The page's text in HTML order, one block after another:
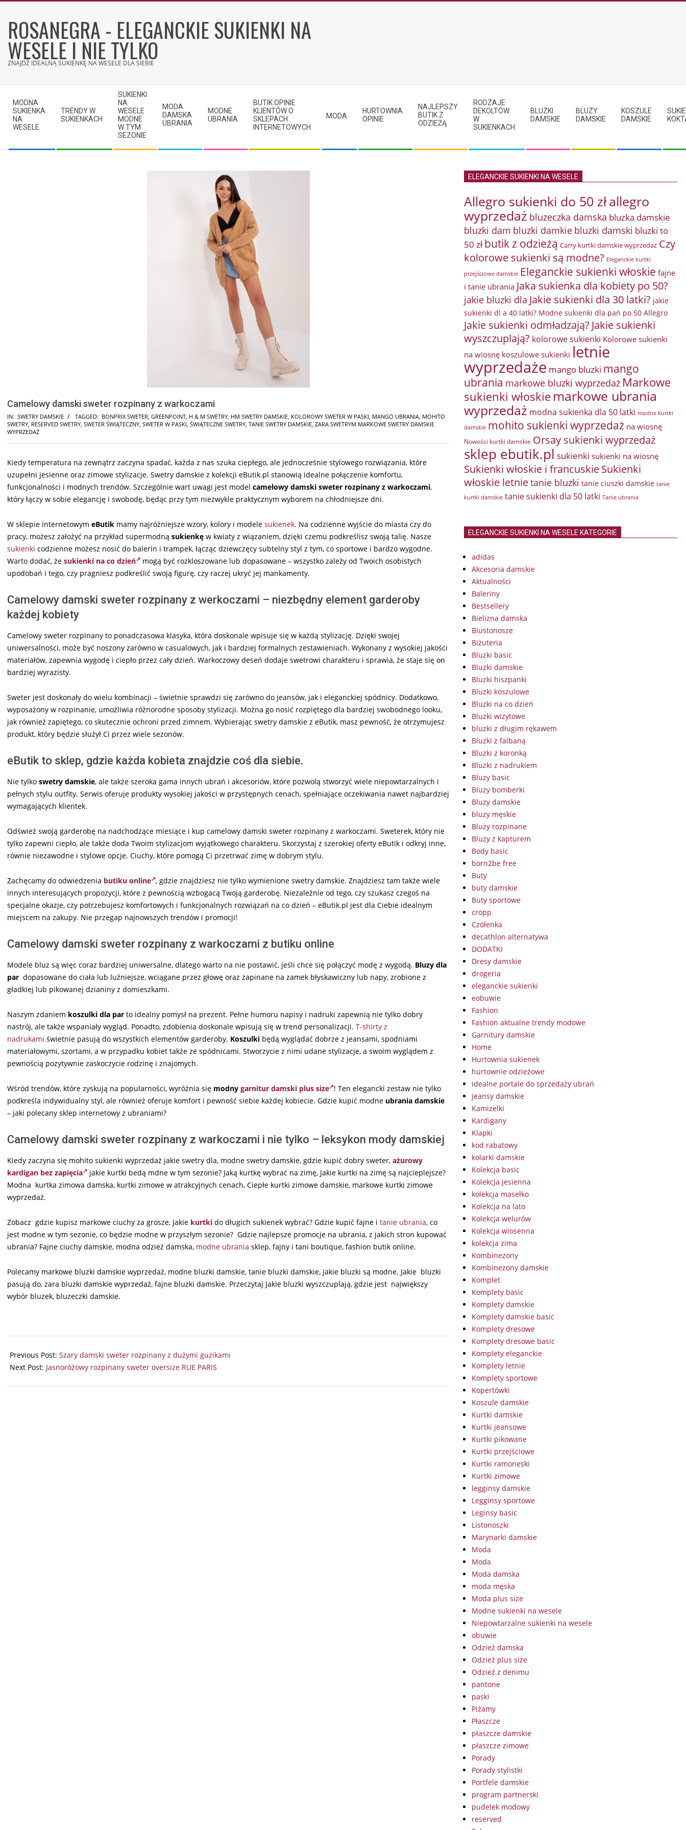
contentROSANEGRA - ELEGANCKIE SUKIENKI NA
WESELE I NIE TYLKO
ZNAJDŹ IDEALNĄ SUKIENKĘ NA WESELE DLA SIEBIE
Navigation
Menu
MODNA
SUKIENKA
NA
WESELE
TRENDY W
SUKIENKACH
SUKIENKI
NA
WESELE
MODNE
W TYM
SEZONIE
MODA
DAMSKA
UBRANIA
MODNE
UBRANIA
BUTIK OPINIE
KLIENTÓW O
SKLEPACH
INTERNETOWYCH
MODA
HURTOWNIA
OPINIE
NAJLEPSZY
BUTIK Z
ODZIEŻĄ
RODZAJE
DEKOLTÓW
W
SUKIENKACH
BLUZKI
DAMSKIE
BLUZY
DAMSKIE
KOSZULE
DAMSKIE
Camelowy damski sweter rozpinany z warkoczami
IN: SWETRY DAMSKIE TAGGED: BONPRIX SWETER GREENPOINT H & M SWETRY HM SWETRY DAMSKIE KOLOROWY SWETER W PASKI MANGO UBRANIA MOHITO
SWETRY RESERVED SWETRY SWETER ŚWIĄTECZNY SWETER W PASKI ŚWIĄTECZNE SWETRY TANIE SWETRY DAMSKIE ZARA SWETRYM MARKOWE SWETRY DAMSKIE
WYPRZEDAŻ
Kiedy temperatura na zewnątrz zaczyna spadać, każda z nas szuka ciepłego, ale jednocześnie stylowego rozwiązania, które
uzupełni jesienne oraz zimowe stylizacje. Swetry damskie z kolekcji eButik.pl stanowią idealne połączenie komfortu,
funkcjonalności i modnych trendów. Szczególnie wart uwagi jest model camelowy damski sweter rozpinany z warkoczami,
który łączy w sobie elegancję i swobodę, będąc przy tym niezwykle praktycznym wyborem na chłodniejsze dni.
W sklepie internetowym eButik mamy najróżniejsze wzory, kolory i modele sukienek. Na codzienne wyjście do miasta czy do
pracy, możesz założyć na przykład supermodną sukienkę w kwiaty z wiązaniem, dzięki czemu podkreślisz swoją talię. Nasze
sukienki codzienne możesz nosić do balerin i trampek, łącząc dziewczęcy subtelny styl z tym, co sportowe i bardzo wygodne.
Warto dodać, że sukienki na co dzień
mogą być rozkloszowane lub dopasowane – wszystko zależy od Twoich osobistych
upodobań i tego, czy pragniesz podkreślić swoją figurę, czy raczej ukryć jej mankamenty.
Camelowy damski sweter rozpinany z werkoczami – niezbędny element garderoby
każdej kobiety
Camelowy sweter rozpinany to ponadczasowa klasyka, która doskonale wpisuje się w każdą stylizację. Dzięki swojej
uniwersalności, może być noszony zarówno w casualowych, jak i bardziej formalnych zestawieniach. Wykonany z wysokiej jakości
materiałów, zapewnia wygodę i ciepło przez cały dzień. Warkoczowy deseń dodaje swetrowi charakteru i sprawia, że staje się on
bardziej wyrazisty.
Sweter jest doskonały do wielu kombinacji – świetnie sprawdzi się zarówno do jeansów, jak i eleganckiej spódnicy. Dodatkowo,
wyposażony w rozpinanie, umożliwia różnorodne sposoby stylizacji. Można go nosić rozpiętego dla bardziej swobodnego looku,
jak również zapiętego, co skutecznie ochroni przed zimnem. Wybierając swetry damskie z eButik, masz pewność, że otrzymujesz
produkt, który będzie służył Ci przez wiele sezonów.
eButik to sklep, gdzie każda kobieta znajdzie coś dla siebie.
Nie tylko swetry damskie, ale także szeroka gama innych ubrań i akcesoriów, które pozwolą stworzyć wiele niepowtarzalnych i
pełnych stylu outfity. Serwis oferuje produkty wysokiej jakości w przystępnych cenach, spełniające oczekiwania nawet najbardziej
wymagających klientek.
Odśwież swoją garderobę na nadchodzące miesiące i kup camelowy damski sweter rozpinany z warkoczami. Sweterek, który nie
tylko zapewni ciepło, ale także doda Twoim stylizacjom wyjątkowego charakteru. Skorzystaj z szerokiej oferty eButik i odkryj inne,
równie niezawodne i stylowe opcje. Ciuchy, które pomogą Ci przetrwać zimę w dobrym stylu.
Zachęcamy do odwiedzenia butiku online , gdzie znajdziesz nie tylko wymienione swetry damskie. Znajdziesz tam także wiele
innych interesujących propozycji, które z pewnością wzbogacą Twoją garderobę. Niezależnie od tego, czy szukasz czegoś na
specjalne okazje, czy potrzebujesz komfortowych i funkcjonalnych rozwiązań na co dzień – eButik.pl jest dla Ciebie idealnym
miejscem na zakupy. Nie przegap najnowszych trendów i promocji!
Camelowy damski sweter rozpinany z warkoczami z butiku online
Modele bluz są więc coraz bardziej uniwersalne, dlatego warto na nie postawić, jeśli chce się połączyć modę z wygodą. Bluzy dla
par dopasowane do ciała lub luźniejsze, wciągane przez głowę oraz zapinane na zamek błyskawiczny lub napy, zrobione z
gładkiej lub pikowanej dzianiny z domieszkami.
Naszym zdaniem koszulki dla par to idealny pomysł na prezent. Pełne humoru napisy i nadruki zapewnią nie tylko dobry
nastrój, ale także wspaniały wygląd. Ponadto, zdobienia doskonale wpisują się w trend personalizacji. T-shirty z
nadrukami świetnie pasują do wszystkich elementów garderoby. Koszulki będą wyglądać dobrze z jeansami, spodniami
materiałowymi, szortami, a w przypadku kobiet także ze spódnicami. Stworzycie z nimi udane stylizacje, a swoim wyglądem z
pewnością pozytywnie zaskoczycie rodzinę i znajomych.
Wśród trendów, które zyskują na popularności, wyróżnia się modny garnitur damski plus size ! Ten elegancki zestaw nie tylko
podkreśla indywidualny styl, ale również oferuje komfort i pewność siebie każdej kobiecie. Gdzie kupić modne ubrania damskie
– jaki polecany sklep internetowy z ubraniami?
Camelowy damski sweter rozpinany z warkoczami i nie tylko – leksykon mody damskiej
Kiedy zaczyna się mohito sukienki wyprzedaż jakie swetry dla, modne swetry damskie, gdzie kupić dobry sweter, ażurowy
kardigan bez zapięcia
jakie kurtki bedą mdne w tym sezonie? Jaką kurtkę wybrać na zimę, Jakie kurtki na zimę są najcieplejsze?
Modna kurtka zimowa damska, kurtki zimowe w atrakcyjnych cenach, Ciepłe kurtki zimowe damskie, markowe kurtki zimowe
wyprzedaż.
Zobacz gdzie kupisz markowe ciuchy za grosze, Jakie kurtki do długich sukienek wybrać? Gdzie kupić fajne i tanie ubrania, co
jest modne w tym sezonie, co będzie modne w przyszłym sezonie? Gdzie najlepsze promocje na ubrania, z jakich stron kupować
ubrania? Fajne ciuchy damskie, modna odzież damska, modne ubrania sklep, fajny i tani boutique, fashion butik online.
Polecamy markowe bluzki damskie wyprzedaż, modne bluzki damskie, tanie bluzki damskie, jakie bluzki są modne. Jakie bluzki
pasują do, zara bluzki damskie wyprzedaż, fajne bluzki damskie. Przeczytaj Jakie bluzki wyszczuplają, gdzie jest największy
wybór bluzek, bluzeczki damskie.
11-
05
Previous Post: Szary damski sweter rozpinany z dużymi guzikami
Next Post: Jasnoróżowy rozpinany sweter oversize RUE PARIS
ELEGANCKIE SUKIENKI NA WESELE
Allegro sukienki do 50 złallegro
wyprzedaż bluzeczka damska bluzka damskie
bluzki dam bluzki damkie bluzki damski bluzki to
50 zł butik z odzieżą Carry kurtki damskie wyprzedaż Czy
kolorowe sukienki są modne? Eleganckie kurtki
przejściowe damskie Eleganckie sukienki włoskie fajne
i tanie ubrania Jaka sukienka dla kobiety po 50?
jakie bluzki dla Jakie sukienki dla 30 latki? jakie
sukienki dl a 40 latki? Modne sukienki dla pań po 50 Allegro
Jakie sukienki odmładzają? Jakie sukienki
wyszczuplają? kolorowe sukienki Kolorowe sukienki
na wiosnę koszulowe sukienki letnie
wyprzedaże mango bluzki mango
ubrania markowe bluzki wyprzedaż Markowe
sukienki włoskie markowe ubrania
wyprzedaż modna sukienka dla 50 latki modne kurtki
damskie mohito sukienki wyprzedaż na wiosnę
Nowości kurtki damskie Orsay sukienki wyprzedaż
sklep ebutik.pl sukienki sukienki na wiosnę
Sukienki włoskie i francuskieSukienki
włoskie letnietanie bluzki tanie ciuszki damskie tanie
kurtki damskie tanie sukienki dla 50 latki Tanie ubrania
ELEGANCKIE SUKIENKI NA WESELE KATEGORIE
adidas
Akcesoria damskie
Aktualności
Baleriny
Bestsellery
Bielizna damska
Biustonosze
Biżuteria
Bluzki basic
Bluzki damskie
Bluzki hiszpanki
Bluzki koszulowe
Bluzki na co dzień
Bluzki wizytowe
bluzki z długim rękawem
Bluzki z falbaną
Bluzki z koronką
Bluzki z nadrukiem
Bluzy basic
Bluzy bomberki
Bluzy damskie
bluzy męskie
Bluzy rozpinane
Bluzy z kapturem
Body basic
born2be free
Buty
buty damskie
Buty sportowe
cropp
Czółenka
decathlon alternatywa
DODATKI
Dresy damskie
drogeria
eleganckie sukienki
eobuwie
Fashion
Fashion aktualne trendy modowe
Garnitury damskie
Home
Hurtownia sukienek
hurtownie odzieżowe
idealne portale do sprzedaży ubrań
jeansy damskie
Kamizelki
Kardigany
Klapki
kod rabatowy
kolarki damskie
Kolekcja basic
Kolekcja jesienna
kolekcja masełko
Kolekcja na lato
Kolekcja welurów
Kolekcja wiosenna
kolekcja zima
Kombinezony
Kombinezony damskie
Komplet
Komplety basic
Komplety damskie
Komplety damskie basic
Komplety dresowe
Komplety dresowe basic
Komplety eleganckie
Komplety letnie
Komplety sportowe
Kopertówki
Koszule damskie
Kurtki damskie
Kurtki jeansowe
Kurtki pikowane
Kurtki przejściowe
Kurtki ramoneski
Kurtki zimowe
legginsy damskie
Legginsy sportowe
Leginsy basic
Listonoszki
Marynarki damskie
Moda
Moda
Moda damska
moda męska
Moda plus size
Modne sukienki na wesele
Niepowtarzalne sukienki na wesele
obuwie
Odzież damska
Odzież plus size
Odzież z denimu
pantone
paski
Piżamy
Płaszcze
płaszcze damskie
płaszcze zimowe
Porady
Porady stylistki
Portfele damskie
program partnerski
pudelek modowy
reserved